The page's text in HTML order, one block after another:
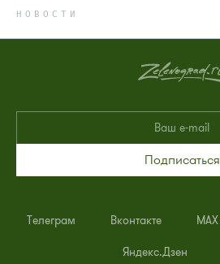
НОВОСТИ
Подписаться
Телеграм Вконтакте MAX
Яндекс.Дзен